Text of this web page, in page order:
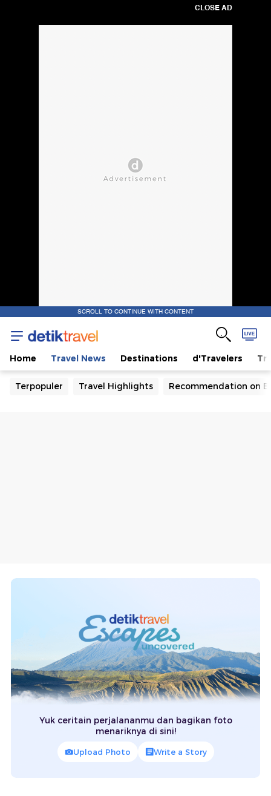
CLOSE AD
SCROLL TO CONTINUE WITH CONTENT
Home Travel News Destinations d'Travelers
Terpopuler Travel Highlights Recommendation on
Yuk ceritain perjalananmu dan bagikan foto
menariknya di sini!
Upload Photo Write a Story